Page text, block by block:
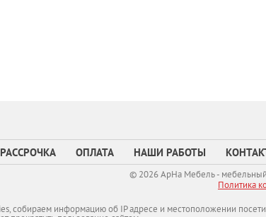
РАССРОЧКА ОПЛАТА НАШИ РАБОТЫ
© 2026 АрНа Мебель - мебельный
Политикa
собираем информацию об IP адресе и местоположении